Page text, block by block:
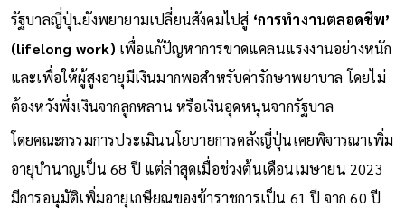
รัฐบาลญี่ปุ่นยังพยายามเปลี่ยนสังคมไปสู่ ‘การทำงานตลอดชีพ’
(lifelong work) เพื่อแก้ปัญหาการขาดแคลนแรงงานอย่างหนัก
และเพื่อให้ผู้สูงอายุมีเงินมากพอสำหรับค่ารักษาพยาบาล โดยไม่
ต้องหวังพึ่งเงินจากลูกหลาน หรือเงินอุดหนุนจากรัฐบาล
โดยคณะกรรมการประเมินนโยบายการคลังญี่ปุ่นเคยพิจารณาเพิ่ม
อายุบำนาญเป็น 68 ปี แต่ล่าสุดเมื่อช่วงต้นเดือนเมษายน 2023
มีการอนุมัติเพิ่มอายุเกษียณของข้าราชการเป็น 61 ปี จาก 60 ปี